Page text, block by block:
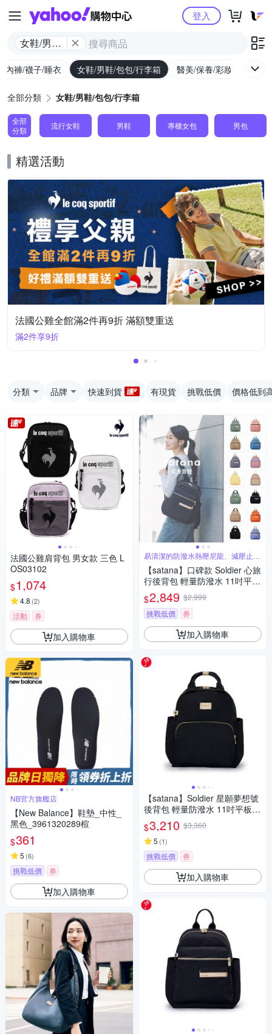
Yahoo購物中心
女鞋/男鞋/
箱
登入
/內褲/襪子/睡衣 女鞋/男鞋/包包/行李箱 醫美/保養/彩妝/香水
全部分類 女鞋/男鞋/包包/行李箱
全部
分類
流行女鞋 男鞋 專櫃女包 男包
精選活動
法國公雞全館滿2件再9折 滿額雙重送
滿2件享9折
分類 品牌 快速到貨 有現貨 挑戰低價 價格低到
法國公雞肩背包 男女款 三色 L
OS03102
$1,074
4.8 (2)
活動 券
加入購物車
NB官方旗艦店
【New Balance】鞋墊_中性_
黑色_3961320289楦
$361
5 (6)
挑戰低價 券
加入購物車
易清潔的防潑水熱壓尼龍、減壓止滑
背帶
【satana】口碑款 Soldier 心旅
行後背包 輕量防潑水 11吋平板
減壓止滑背帶 台灣製 - 多款
$2,849 $2,999
挑戰低價
券
加入購物車
【satana】Soldier 星願夢想號
後背包 輕量防潑水 11吋平板
減壓背帶 台灣製 SOS2805 - 亮
黑
$3,210 $3,360
5 (1)
挑戰低價 券
加入購物車